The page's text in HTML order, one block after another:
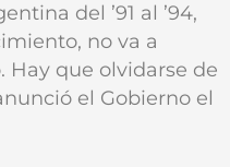
del ’91 al ’94,
no va a
que olvidarse de
el Gobierno el